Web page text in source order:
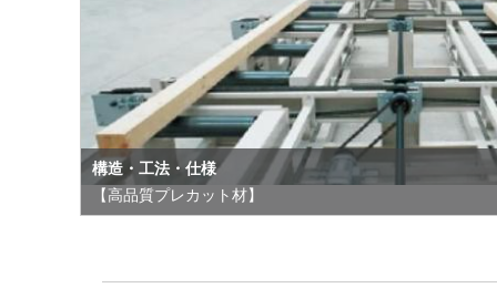
構造・工法・仕様
【高品質プレカット材】